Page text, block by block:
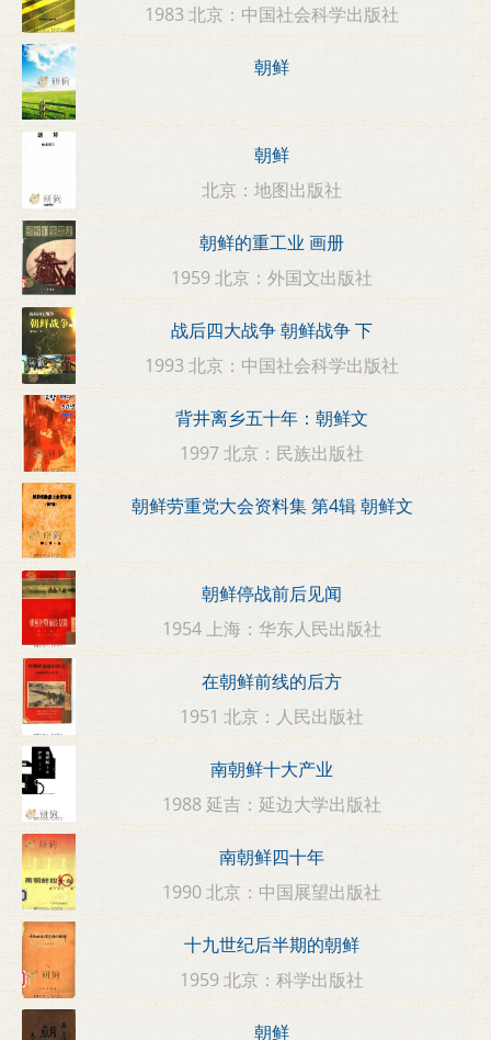
1983 北京：中国社会科学出版社
朝鲜
朝鲜
北京：地图出版社
朝鲜的重工业 画册
1959 北京：外国文出版社
战后四大战争 朝鲜战争 下
1993 北京：中国社会科学出版社
背井离乡五十年：朝鲜文
1997 北京：民族出版社
朝鲜劳重党大会资料集 第4辑 朝鲜文
朝鲜停战前后见闻
1954 上海：华东人民出版社
在朝鲜前线的后方
1951 北京：人民出版社
南朝鲜十大产业
1988 延吉：延边大学出版社
南朝鲜四十年
1990 北京：中国展望出版社
十九世纪后半期的朝鲜
1959 北京：科学出版社
朝鲜